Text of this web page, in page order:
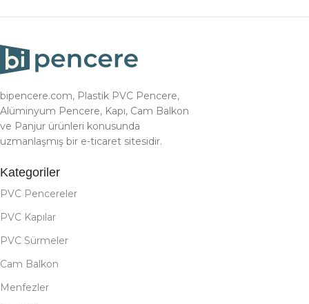
bipencere.com, Plastik PVC Pencere,
Alüminyum Pencere, Kapı, Cam Balkon
ve Panjur ürünleri konusunda
uzmanlaşmış bir e-ticaret sitesidir.
Kategoriler
PVC Pencereler
PVC Kapılar
PVC Sürmeler
Cam Balkon
Menfezler